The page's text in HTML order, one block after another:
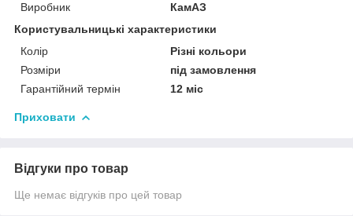
Виробник
КамАЗ
Користувальницькі характеристики
Колір
Різні кольори
Розміри
під замовлення
Гарантійний термін
12 міс
Приховати
Відгуки про товар
Ще немає відгуків про цей товар